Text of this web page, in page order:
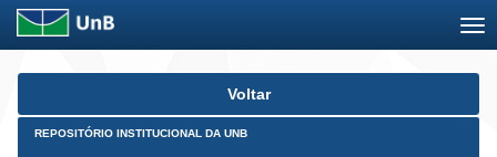
Skip
Voltar
REPOSITÓRIO INSTITUCIONAL DA UNB